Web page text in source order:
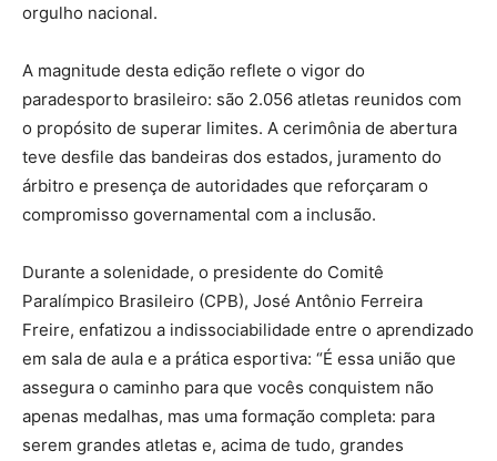
orgulho nacional.
A magnitude desta edição reflete o vigor do
paradesporto brasileiro: são 2.056 atletas reunidos com
o propósito de superar limites. A cerimônia de abertura
teve desfile das bandeiras dos estados, juramento do
árbitro e presença de autoridades que reforçaram o
compromisso governamental com a inclusão.
Durante a solenidade, o presidente do Comitê
Paralímpico Brasileiro (CPB), José Antônio Ferreira
Freire, enfatizou a indissociabilidade entre o aprendizado
em sala de aula e a prática esportiva: “É essa união que
assegura o caminho para que vocês conquistem não
apenas medalhas, mas uma formação completa: para
serem grandes atletas e, acima de tudo, grandes